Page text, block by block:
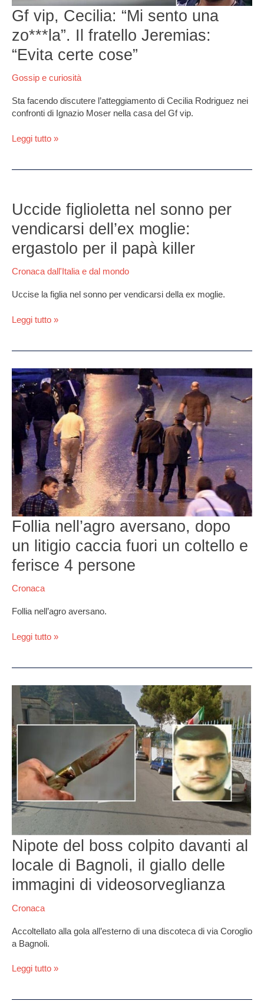
Gf vip, Cecilia: “Mi sento una
zo***la”. Il fratello Jeremias:
“Evita certe cose”
Gossip e curiosità
Sta facendo discutere l’atteggiamento di Cecilia Rodriguez nei
confronti di Ignazio Moser nella casa del Gf vip.
cose”
Leggi tutto »
Uccide figlioletta nel sonno per
vendicarsi dell’ex moglie:
ergastolo per il papà killer
Cronaca dall'Italia e dal mondo
Uccise la figlia nel sonno per vendicarsi della ex moglie.
figlioletta
nel
sonno
vendicarsi
dell’ex
ergastolo
ilLeggi tutto »
Follia nell’agro aversano, dopo
un litigio caccia fuori un coltello e
ferisce 4 persone
Cronaca
Follia nell’agro aversano.
Follia
nell’agro
aversano,
dopo
litigio
caccia
fuori
un
coltello
e
ferisce
4
persone
Leggi tutto »
Nipote del boss colpito davanti al
locale di Bagnoli, il giallo delle
immagini di videosorveglianza
Cronaca
Accoltellato alla gola all’esterno di una discoteca di via Coroglio
a Bagnoli.
Nipote
del
boss
colpito
davanti
al
locale
di
Bagnoli,
il
giallo
immagini
di
videosorveglianza
Leggi tutto »